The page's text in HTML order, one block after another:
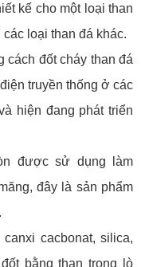
kế cho một loại than
loại than đá khác.
cách đốt cháy than đá
truyền thống ở các
hiện đang phát triển
được sử dụng làm
đây là sản phẩm
cacbonat, silica,
bằng than trong lò